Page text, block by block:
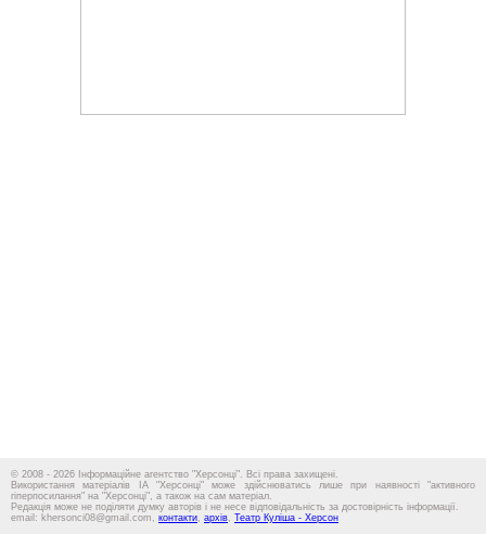
© 2008 - 2026 Інформаційне агентство "Херсонці". Всі права захищені.
Використання матеріалів ІА "Херсонці" може здійснюватись лише при наявності "активного
гіперпосилання" на "Херсонці", а також на сам матеріал.
Редакція може не поділяти думку авторів і не несе відповідальність за достовірність інформації.
email: khersonci08@gmail.com, контакти, архів, Театр Куліша - Херсон